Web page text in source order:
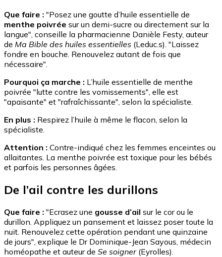
Que faire : "Posez une goutte d’huile essentielle de
menthe poivrée sur un demi-sucre ou directement sur la
langue", conseille la pharmacienne Danièle Festy, auteur
de Ma Bible des huiles essentielles (Leduc.s). "Laissez
fondre en bouche. Renouvelez autant de fois que
nécessaire".
Pourquoi ça marche : L’huile essentielle de menthe
poivrée "lutte contre les vomissements", elle est
"apaisante" et "rafraîchissante", selon la spécialiste.
En plus : Respirez l’huile à même le flacon, selon la
spécialiste.
Attention : Contre-indiqué chez les femmes enceintes ou
allaitantes. La menthe poivrée est toxique pour les bébés
et parfois les personnes âgées.
De l’ail contre les durillons
Que faire : "Ecrasez une gousse d’ail sur le cor ou le
durillon. Appliquez un pansement et laissez poser toute la
nuit. Renouvelez cette opération pendant une quinzaine
de jours", explique le Dr Dominique-Jean Sayous, médecin
homéopathe et auteur de Se soigner(Eyrolles).